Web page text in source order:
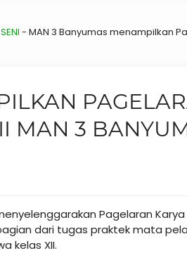
- MAN 3 Banyumas menampilkan
MAN 3
Pagelaran
dari tugas praktek mata
kelas XII.